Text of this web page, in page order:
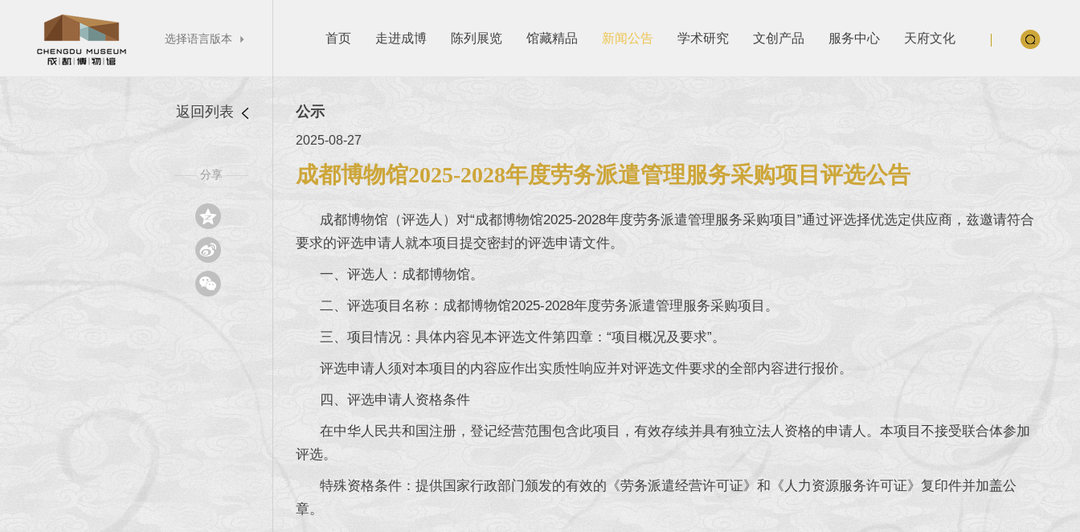
选择语言版本  首页 走进成博 陈列展览 馆藏精品 新闻公告 学术研究 文创产品 服务中心 天府文化
返回列表
—— 分享 ——



公示
2025-08-27
成都博物馆2025-2028年度劳务派遣管理服务采购项目评选公告
成都博物馆（评选人）对“成都博物馆2025-2028年度劳务派遣管理服务采购项目”通过评选择优选定供应商，兹邀请符合
要求的评选申请人就本项目提交密封的评选申请文件。
一、评选人：成都博物馆。
二、评选项目名称：成都博物馆2025-2028年度劳务派遣管理服务采购项目。
三、项目情况：具体内容见本评选文件第四章：“项目概况及要求”。
评选申请人须对本项目的内容应作出实质性响应并对评选文件要求的全部内容进行报价。
四、评选申请人资格条件
在中华人民共和国注册，登记经营范围包含此项目，有效存续并具有独立法人资格的申请人。本项目不接受联合体参加
评选。
特殊资格条件：提供国家行政部门颁发的有效的《劳务派遣经营许可证》和《人力资源服务许可证》复印件并加盖公
章。